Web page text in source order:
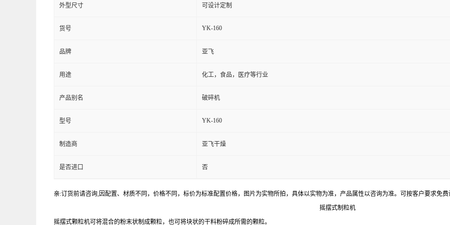
外型尺寸 可设计定制
货号 YK-160
品牌 亚飞
用途 化工，食品，医疗等行业
产品别名 破碎机
型号 YK-160
制造商 亚飞干燥
是否进口 否
亲:订货前请咨询,因配置、材质不同，价格不同，标价为标准配置价格，图片为实物所拍，具体以实物为准，产品属性以咨询为准。可按客户要求免费
摇摆式制粒机
摇摆式颗粒机可将混合的粉末状制成颗粒，也可将块状的干料粉碎成所需的颗粒。